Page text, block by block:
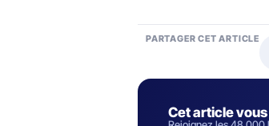
PARTAGER CET ARTICLE
Cet article vous